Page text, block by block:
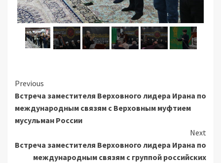
Continue
Reading
Previous
Встреча заместителя Верховного лидера Ирана по
международным связям с Верховным муфтием
мусульман России
Next
Встреча заместителя Верховного лидера Ирана по
международным связям с группой российских